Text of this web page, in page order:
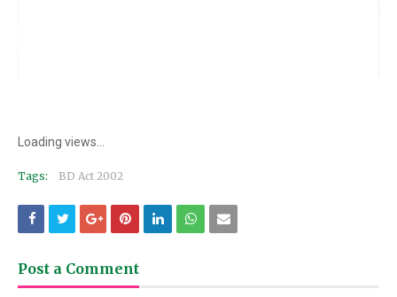
Loading views...
Tags: BD Act 2002
Post a Comment